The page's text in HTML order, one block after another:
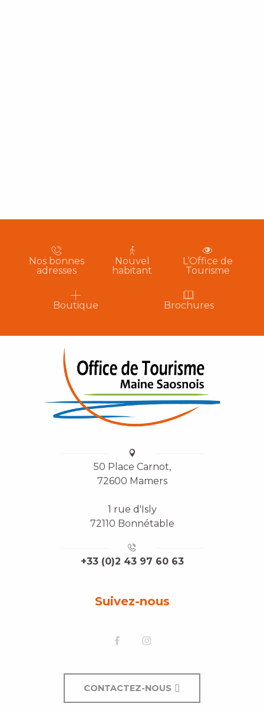
Nos bonnes
adresses
Nouvel
habitant
L’Office de
Tourisme
Boutique Brochures
50 Place Carnot,
72600 Mamers
1 rue d'Isly
72110 Bonnétable
+33 (0)2 43 97 60 63
Suivez-nous
CONTACTEZ-NOUS